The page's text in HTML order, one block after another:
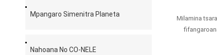
Mpangaro Simenitra Planeta
Nahoana No CO-NELE
Milamina